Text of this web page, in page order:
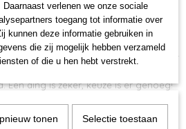
kunnen vastpakken en opeten.
van speciaalhondenvoervoor
rasspecifieke voeding. Zo bieden wij
senior hondenbrokken. Zoek je voer
Een ding is zeker, keuze is er genoeg!
Gebalanceerde Samenstelling. Zo
Maak nu Kennis met Hiltjo's
verlenen we onze sociale
toegang tot informatie over
kunnen deze informatie gebruiken in
die zij mogelijk hebben verzameld
of die u hen hebt verstrekt.
tonen Selectie toestaan